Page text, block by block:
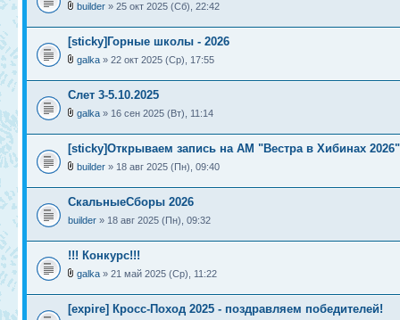
builder » 25 окт 2025 (Сб), 22:42
[sticky]Горные школы - 2026
galka » 22 окт 2025 (Ср), 17:55
Слет 3-5.10.2025
galka » 16 сен 2025 (Вт), 11:14
[sticky]Открываем запись на АМ "Вестра в Хибинах 2026"
builder » 18 авг 2025 (Пн), 09:40
СкальныеСборы 2026
builder » 18 авг 2025 (Пн), 09:32
!!! Конкурс!!!
galka » 21 май 2025 (Ср), 11:22
[expire] Кросс-Поход 2025 - поздравляем победителей!